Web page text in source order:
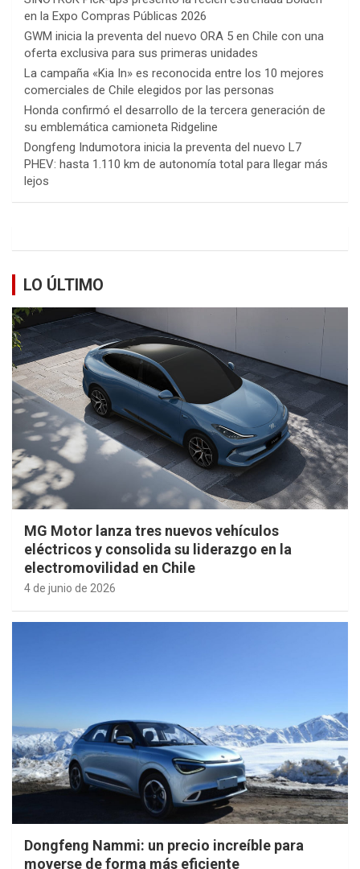
en la Expo Compras Públicas 2026
GWM inicia la preventa del nuevo ORA 5 en Chile con una
oferta exclusiva para sus primeras unidades
La campaña «Kia In» es reconocida entre los 10 mejores
comerciales de Chile elegidos por las personas
Honda confirmó el desarrollo de la tercera generación de
su emblemática camioneta Ridgeline
Dongfeng Indumotora inicia la preventa del nuevo L7
PHEV: hasta 1.110 km de autonomía total para llegar más
lejos
LO ÚLTIMO
MG Motor lanza tres nuevos vehículos
eléctricos y consolida su liderazgo en la
electromovilidad en Chile
4 de junio de 2026
Dongfeng Nammi: un precio increíble para
moverse de forma más eficiente